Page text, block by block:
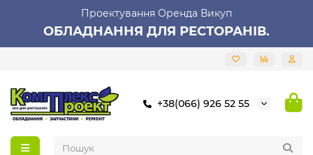
Проектування Оренда Викуп
ОБЛАДНАННЯ ДЛЯ РЕСТОРАНІВ.
+38(066) 926 52 55